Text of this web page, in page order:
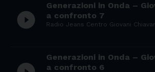
play_circle_filled
Generazioni in Onda –
a confronto 7
Radio Jeans Centro Giovani
Generazioni in Onda –
a confronto 6